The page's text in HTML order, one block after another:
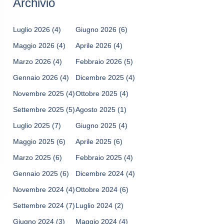
Archivio
Luglio 2026 (4) Giugno 2026 (6)
Maggio 2026 (4) Aprile 2026 (4)
Marzo 2026 (4) Febbraio 2026 (5)
Gennaio 2026 (4) Dicembre 2025 (4)
Novembre 2025 (4)Ottobre 2025 (4)
Settembre 2025 (5)Agosto 2025 (1)
Luglio 2025 (7) Giugno 2025 (4)
Maggio 2025 (6) Aprile 2025 (6)
Marzo 2025 (6) Febbraio 2025 (4)
Gennaio 2025 (6) Dicembre 2024 (4)
Novembre 2024 (4)Ottobre 2024 (6)
Settembre 2024 (7)Luglio 2024 (2)
Giugno 2024 (3) Maggio 2024 (4)